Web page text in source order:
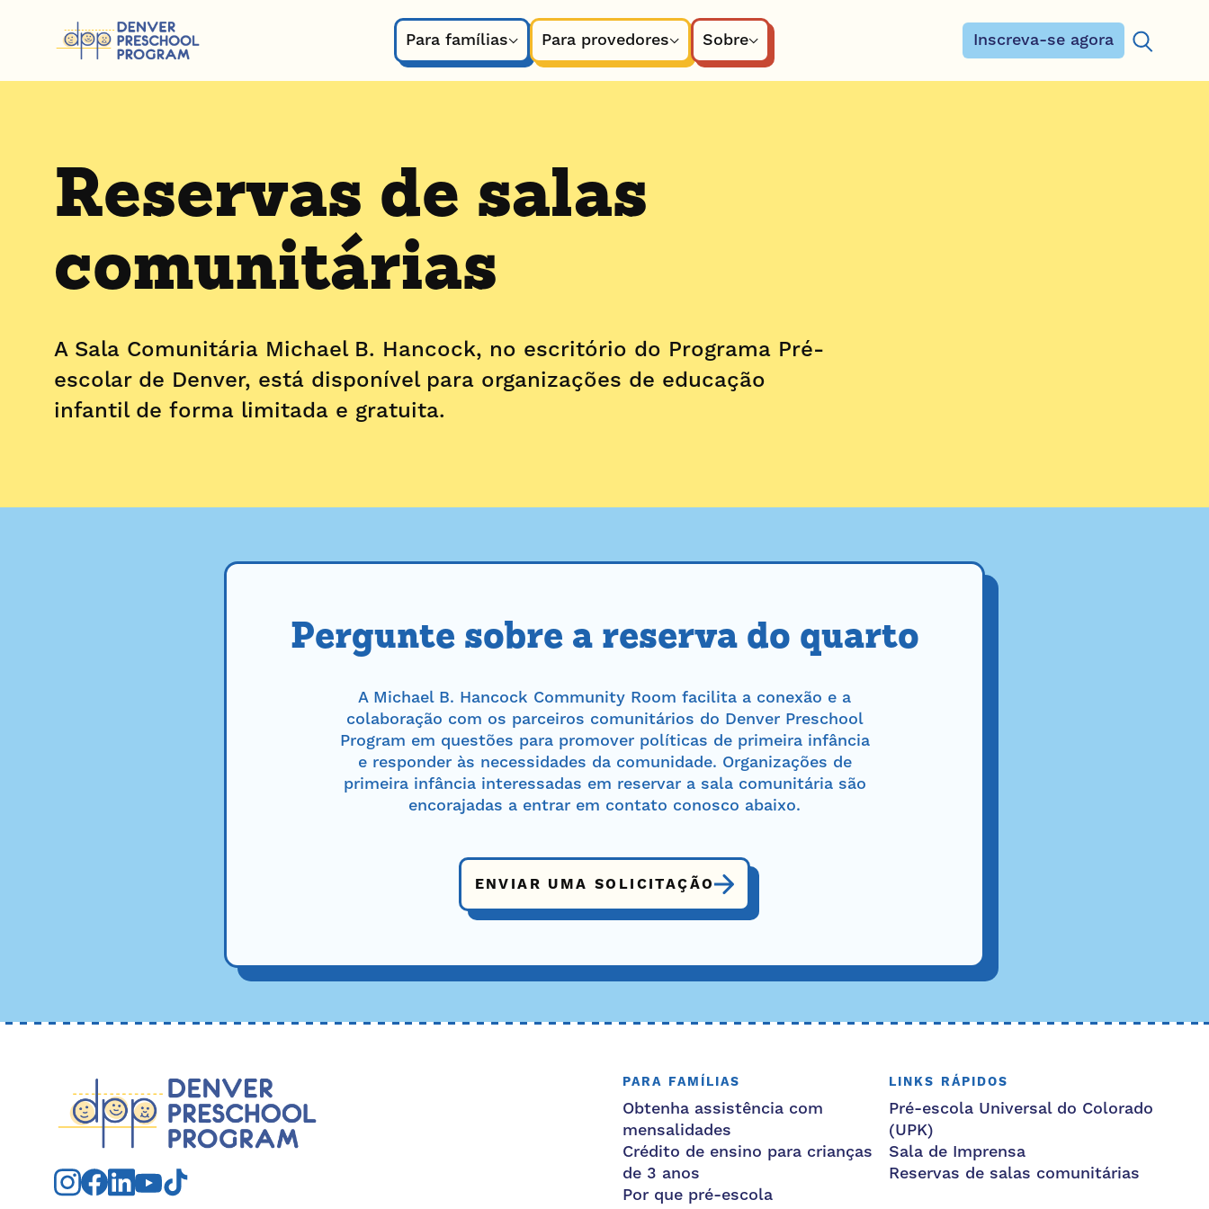
Para famílias
Para provedores Sobre Inscreva-se agora
Procurar:
Reservas de salas
comunitárias
A Sala Comunitária Michael B. Hancock, no escritório do Programa Pré-
escolar de Denver, está disponível para organizações de educação
infantil de forma limitada e gratuita.
Pergunte sobre a reserva do quarto
A Michael B. Hancock Community Room facilita a conexão e a
colaboração com os parceiros comunitários do Denver Preschool
Program em questões para promover políticas de primeira infância
e responder às necessidades da comunidade. Organizações de
primeira infância interessadas em reservar a sala comunitária são
encorajadas a entrar em contato conosco abaixo.
ENVIAR UMA SOLICITAÇÃO
PARA FAMÍLIAS
Obtenha assistência com
mensalidades
Crédito de ensino para crianças
de 3 anos
Por que pré-escola
LINKS RÁPIDOS
Pré-escola Universal do Colorado
(UPK)
Sala de Imprensa
Reservas de salas comunitárias